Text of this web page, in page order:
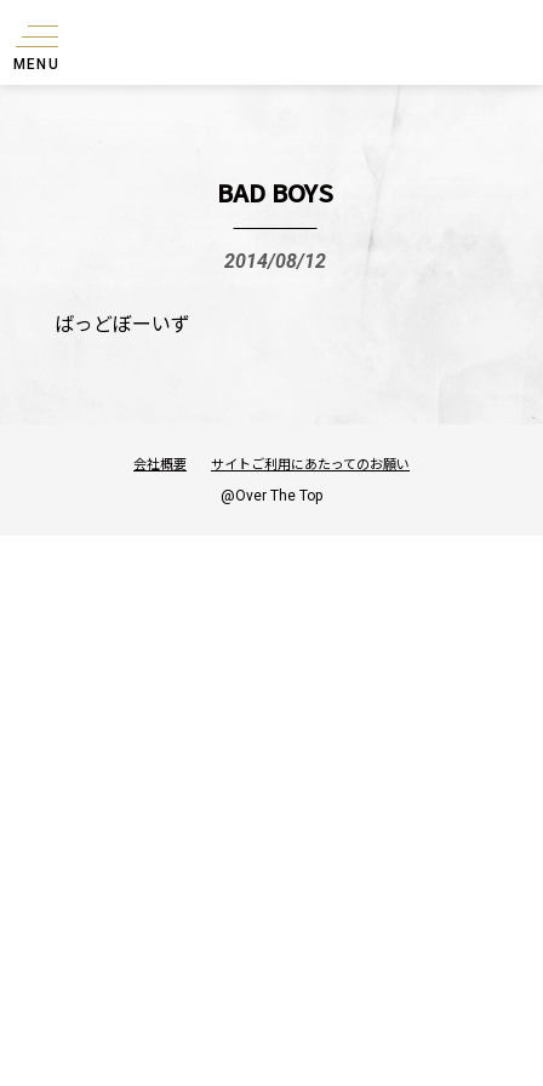
MENU
BAD BOYS
2014/08/12
ばっどぼーいず
会社概要 サイトご利用にあたってのお願い
@Over The Top